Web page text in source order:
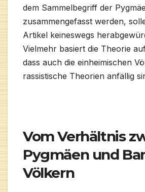
dem Sammelbegriff der
zusammengefasst werden,
Artikel keineswegs
Vielmehr basiert die Theorie
dass auch die einheimischen
rassistische Theorien anfällig
Vom Verhältnis
Pygmäen und
Völkern